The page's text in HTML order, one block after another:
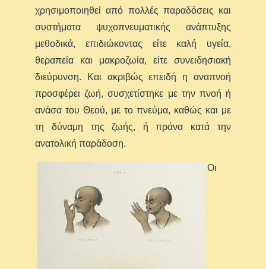
χρησιμοποιηθεί από πολλές παραδόσεις και
συστήματα ψυχοπνευματικής ανάπτυξης
μεθοδικά, επιδιώκοντας είτε καλή υγεία,
θεραπεία και μακροζωία, είτε συνειδησιακή
διεύρυνση. Και ακριβώς επειδή η αναπνοή
προσφέρει ζωή, συσχετίστηκε με την πνοή ή
ανάσα του Θεού, με το πνεύμα, καθώς και με
τη δύναμη της ζωής, ή πράνα κατά την
ανατολική παράδοση.
Οι